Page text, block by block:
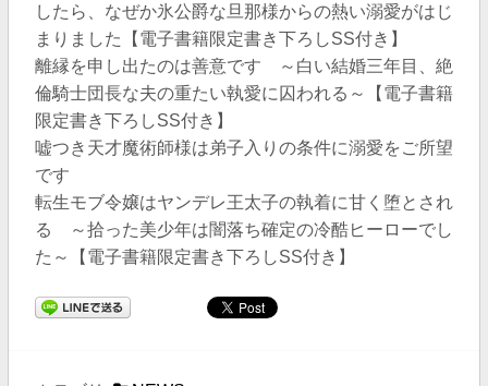
したら、なぜか氷公爵な旦那様からの熱い溺愛がはじ
まりました【電子書籍限定書き下ろしSS付き】
離縁を申し出たのは善意です ～白い結婚三年目、絶
倫騎士団長な夫の重たい執愛に囚われる～【電子書籍
限定書き下ろしSS付き】
嘘つき天才魔術師様は弟子入りの条件に溺愛をご所望
です
転生モブ令嬢はヤンデレ王太子の執着に甘く堕とされ
る ～拾った美少年は闇落ち確定の冷酷ヒーローでし
た～【電子書籍限定書き下ろしSS付き】